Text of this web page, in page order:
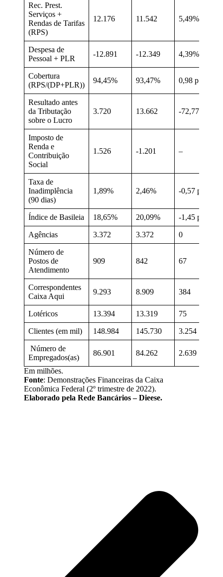
Rec. Prest.
Serviços +
Rendas de Tarifas
(RPS)
12.176 11.542 5,49%
Despesa de
Pessoal + PLR
-12.891 -12.349 4,39%
Cobertura
(RPS/(DP+PLR))
94,45% 93,47% 0,98 p.p.
Resultado antes
da Tributação
sobre o Lucro
3.720 13.662 -72,77%
Imposto de
Renda e
Contribuição
Social
1.526 -1.201 –
Taxa de
Inadimplência
(90 dias)
1,89% 2,46% -0,57 p.p.
Índice de Basileia 18,65% 20,09% -1,45 p.p.
Agências 3.372 3.372 0
Número de
Postos de
Atendimento
909 842 67
Correspondentes
Caixa Aqui
9.293 8.909 384
Lotéricos 13.394 13.319 75
Clientes (em mil) 148.984 145.730 3.254
Número de
Empregados(as)
86.901 84.262 2.639
Em milhões.
Fonte: Demonstrações Financeiras da Caixa
Econômica Federal (2º trimestre de 2022).
Elaborado pela Rede Bancários – Dieese.